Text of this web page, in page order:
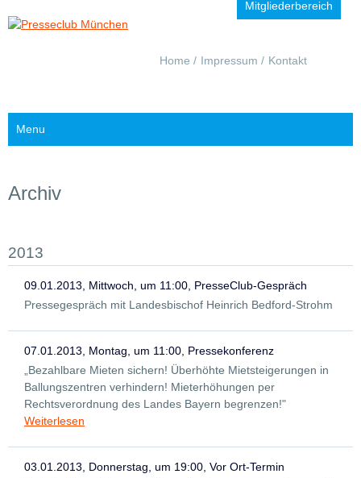
Mitgliederbereich
Navigation
Home Impressum Kontakt
Menu
Archiv
2013
09.01.2013, Mittwoch, um 11:00, PresseClub-Gespräch
Pressegespräch mit Landesbischof Heinrich Bedford-Strohm
07.01.2013, Montag, um 11:00, Pressekonferenz
„Bezahlbare Mieten sichern! Überhöhte Mietsteigerungen in
Ballungszentren verhindern! Mieterhöhungen per
Rechtsverordnung des Landes Bayern begrenzen!"
Weiterlesen
03.01.2013, Donnerstag, um 19:00, Vor Ort-Termin